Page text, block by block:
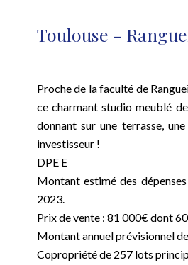
Toulouse -
Proche de la faculté de
ce charmant studio meublé
donnant sur une terrasse,
investisseur !
DPE E
Montant estimé des
2023.
Prix de vente : 81 000€ dont
Montant annuel prévisionnel
Copropriété de 257 lots